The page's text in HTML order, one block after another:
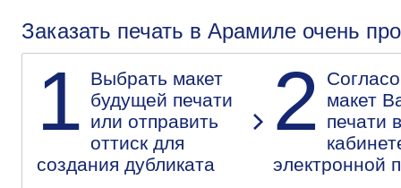
Заказать печать в Арамиле очень
1 Выбрать макет
будущей печати
или отправить
оттиск для
создания дубликата
2
макет
печати
электронной